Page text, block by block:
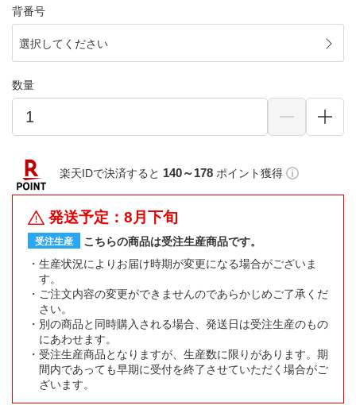
背番号
選択してください
数量
楽天IDで決済すると 140～178 ポイント獲得
発送予定：8月下旬
受注生産
こちらの商品は受注生産商品です。
生産状況によりお届け時期が変更になる場合がございま
す。
ご注文内容の変更ができませんのであらかじめご了承くだ
さい。
別の商品と同時購入される場合、発送日は受注生産のもの
にあわせます。
受注生産商品となりますが、生産数に限りがあります。期
間内であっても早期に受付を終了させていただく場合がご
ざいます。